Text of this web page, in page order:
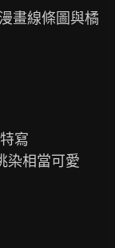
畫線條圖與橘
寫